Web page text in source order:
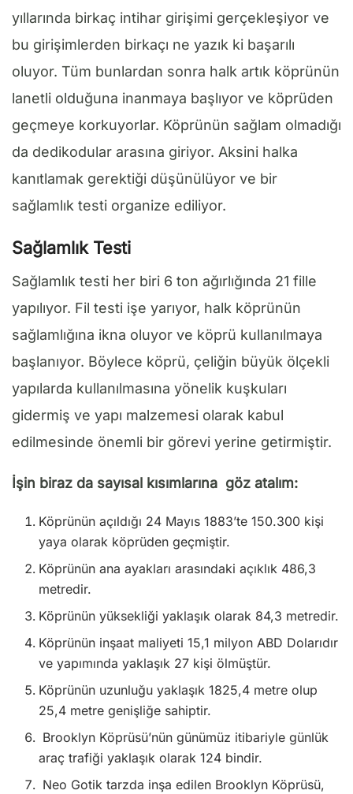
yıllarında birkaç intihar girişimi gerçekleşiyor ve
bu girişimlerden birkaçı ne yazık ki başarılı
oluyor. Tüm bunlardan sonra halk artık köprünün
lanetli olduğuna inanmaya başlıyor ve köprüden
geçmeye korkuyorlar. Köprünün sağlam olmadığı
da dedikodular arasına giriyor. Aksini halka
kanıtlamak gerektiği düşünülüyor ve bir
sağlamlık testi organize ediliyor.
Sağlamlık Testi
Sağlamlık testi her biri 6 ton ağırlığında 21 fille
yapılıyor. Fil testi işe yarıyor, halk köprünün
sağlamlığına ikna oluyor ve köprü kullanılmaya
başlanıyor. Böylece köprü, çeliğin büyük ölçekli
yapılarda kullanılmasına yönelik kuşkuları
gidermiş ve yapı malzemesi olarak kabul
edilmesinde önemli bir görevi yerine getirmiştir.
İşin biraz da sayısal kısımlarına göz atalım:
Köprünün açıldığı 24 Mayıs 1883’te 150.300 kişi
yaya olarak köprüden geçmiştir.
Köprünün ana ayakları arasındaki açıklık 486,3
metredir.
Köprünün yüksekliği yaklaşık olarak 84,3 metredir.
Köprünün inşaat maliyeti 15,1 milyon ABD Dolarıdır
ve yapımında yaklaşık 27 kişi ölmüştür.
Köprünün uzunluğu yaklaşık 1825,4 metre olup
25,4 metre genişliğe sahiptir.
Brooklyn Köprüsü’nün günümüz itibariyle günlük
araç trafiği yaklaşık olarak 124 bindir.
Neo Gotik tarzda inşa edilen Brooklyn Köprüsü,